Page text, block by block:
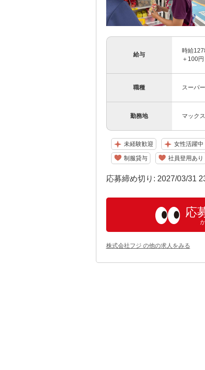
給与
時給
＋100
職種 スーパ
勤務地 マック
未経験歓迎 女性活躍中
制服貸与 社員登用あり
応募締め切り: 2027/03/31
応
株式会社フジ の他の求人をみる